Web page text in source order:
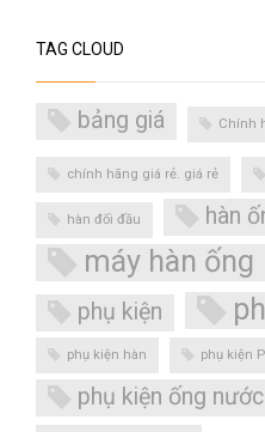
TAG CLOUD
bảng giá Chính
chính hãng giá rẻ. giá rẻ
hàn đối đầu hàn
máy hàn ống
phụ kiện
phụ kiện hàn phụ kiện
phụ kiện ống nước